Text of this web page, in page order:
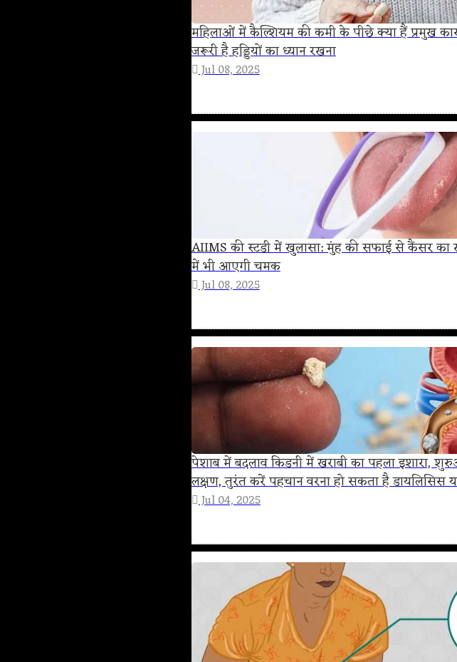
महिलाओं में कैल्शियम की कमी के पीछे क्या हैं प्रमुख
जरूरी है हड्डियों का ध्यान रखना
Jul 08, 2025
AIIMS की स्टडी में खुलासा: मुंह की सफाई से कैंसर का
में भी आएगी चमक
Jul 08, 2025
पेशाब में बदलाव किडनी में खराबी का पहला इशारा,
लक्षण, तुरंत करें पहचान वरना हो सकता है डायलिसिस या
Jul 04, 2025